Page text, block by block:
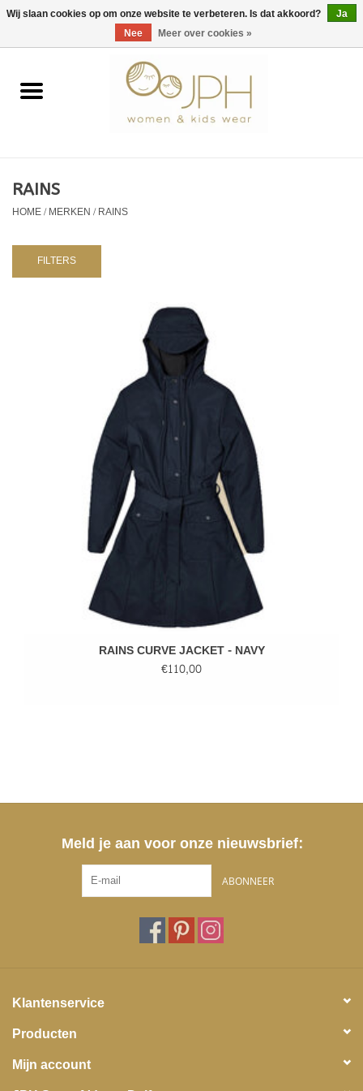
EUR/GBP/USD 0 Artikelen - €0,00
Home
Kids
RAINS
HOME/MERKEN/RAINS
FILTERS
RAINS CURVE JACKET - NAVY
€110,00
Meld je aan voor onze nieuwsbrief:
ABONNEER
Klantenservice
Producten
Mijn account
Wij slaan cookies op om onze website te verbeteren. Is dat akkoord?
Ja
Nee
Meer over cookies »